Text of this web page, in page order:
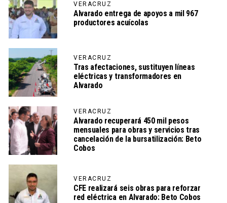
VERACRUZ
Alvarado entrega de apoyos a mil 967
productores acuícolas
VERACRUZ
Tras afectaciones, sustituyen líneas
eléctricas y transformadores en
Alvarado
VERACRUZ
Alvarado recuperará 450 mil pesos
mensuales para obras y servicios tras
cancelación de la bursatilización: Beto
Cobos
VERACRUZ
CFE realizará seis obras para reforzar
red eléctrica en Alvarado: Beto Cobos